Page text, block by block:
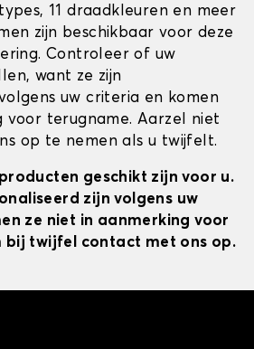
11 draadkleuren en meer
zijn beschikbaar voor deze
Controleer of uw
want ze zijn
uw criteria en komen
voor terugname. Aarzel niet
op te nemen als u twijfelt.
geschikt zijn voor u.
zijn volgens uw
ze niet in aanmerking voor
bij twijfel contact met ons op.